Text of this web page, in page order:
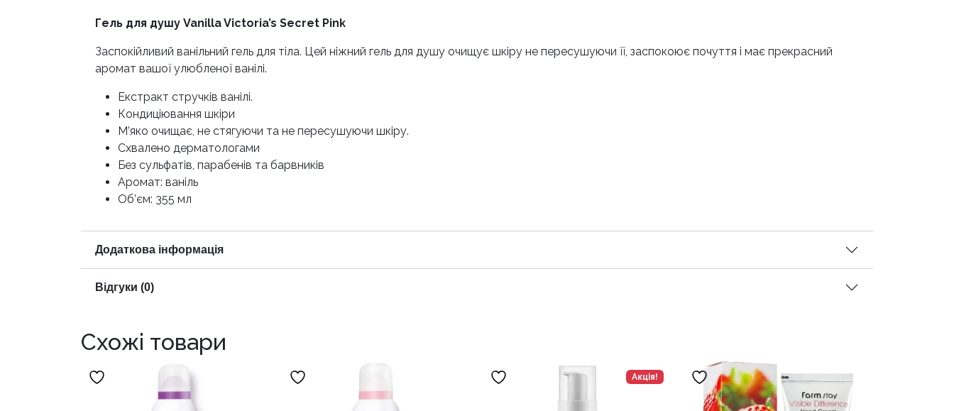
Гель для душу Vanilla Victoria’s Secret Pink
Заспокійливий ванільний гель для тіла. Цей ніжний гель для душу очищує шкіру не пересушуючи її, заспокоює почуття і має прекрасний
аромат вашої улюбленої ванілі.
Екстракт стручків ванілі.
Кондиціювання шкіри
М’яко очищає, не стягуючи та не пересушуючи шкіру.
Схвалено дерматологами
Без сульфатів, парабенів та барвників
Аромат: ваніль
Об’єм: 355 мл
Додаткова інформація
Відгуки (0)
Схожі товари
Акція!